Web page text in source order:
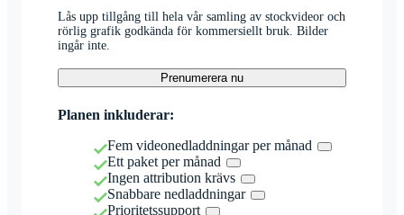
Lås upp tillgång till hela vår samling av stockvideor och
rörlig grafik godkända för kommersiellt bruk. Bilder
ingår inte.
Prenumerera nu
Planen inkluderar:
Fem videonedladdningar per månad
Ett paket per månad
Ingen attribution krävs
Snabbare nedladdningar
Prioritetssupport